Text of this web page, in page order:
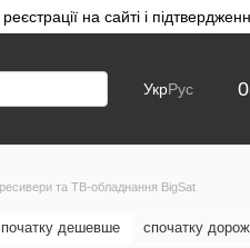
на сайті і
УкрРус
та ТВ-обладнання BigSat
дешевше спочатку